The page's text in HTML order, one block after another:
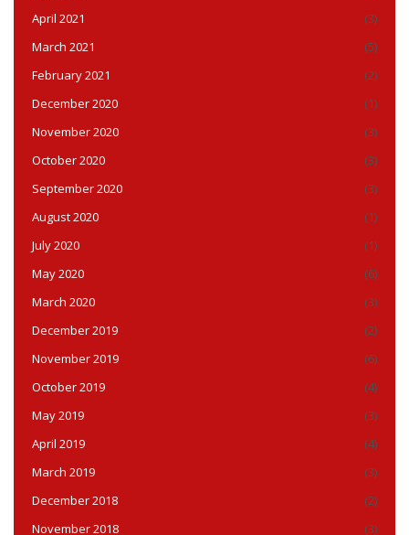
April 2021
(3)
March 2021
(5)
February 2021
(2)
December 2020
(1)
November 2020
(3)
October 2020
(3)
September 2020
(3)
August 2020
(1)
July 2020
(1)
May 2020
(6)
March 2020
(3)
December 2019
(2)
November 2019
(6)
October 2019
(4)
May 2019
(3)
April 2019
(4)
March 2019
(3)
December 2018
(2)
November 2018
(3)